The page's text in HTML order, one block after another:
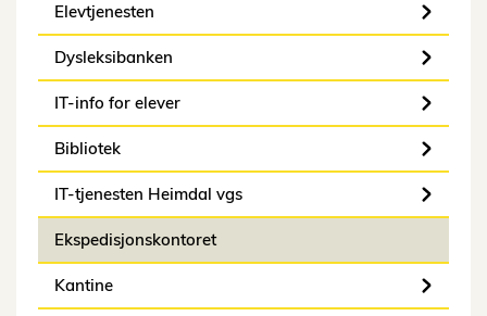
Elevtjenesten
Dysleksibanken
IT-info for elever
Bibliotek
IT-tjenesten Heimdal vgs
Ekspedisjonskontoret
Kantine